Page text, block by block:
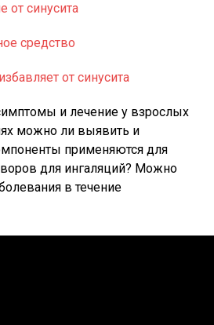
от синусита
средство
от синусита
и лечение у взрослых
можно ли выявить и
применяются для
для ингаляций? Можно
в течение